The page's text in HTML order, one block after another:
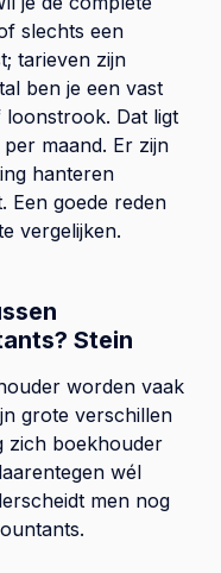
slechts een
tarieven zijn
ben je een vast
Dat ligt
maand. Er zijn
hanteren
Een goede reden
vergelijken.
Stein
worden vaak
grote verschillen
zich boekhouder
wél
men nog